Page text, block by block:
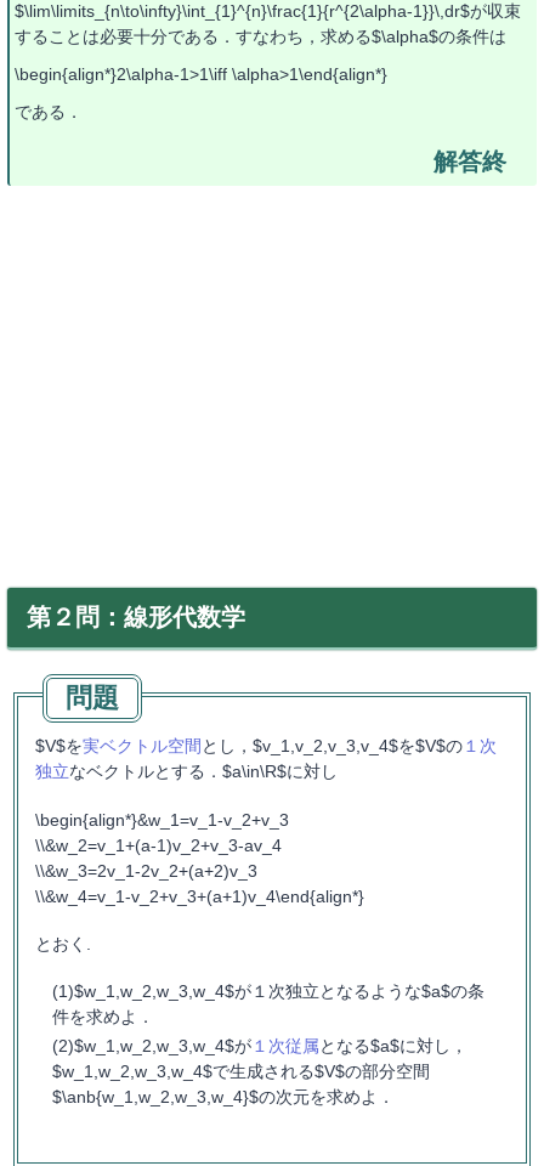
$\lim\limits_{n\to\infty}\int_{1}^{n}\frac{1}{r^{2\alpha-1}}\,dr$が収束
することは必要十分である．すなわち，求める$\alpha$の条件は
\begin{align*}2\alpha-1>1\iff \alpha>1\end{align*}
である．
第２問：線形代数学
$V$を実ベクトル空間 とし，$v_1,v_2,v_3,v_4$を$V$の１次
独立なベクトルとする．$a\in\R$に対し
\begin{align*}&w_1=v_1-v_2+v_3
\\&w_2=v_1+(a-1)v_2+v_3-av_4
\\&w_3=2v_1-2v_2+(a+2)v_3
\\&w_4=v_1-v_2+v_3+(a+1)v_4\end{align*}
とおく.
$w_1,w_2,w_3,w_4$が１次独立となるような$a$の条
件を求めよ．
$w_1,w_2,w_3,w_4$が１次従属となる$a$に対し，
$w_1,w_2,w_3,w_4$で生成される$V$の部分空間
$\anb{w_1,w_2,w_3,w_4}$の次元を求めよ．